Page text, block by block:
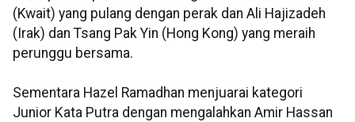
(Kwait) yang pulang dengan perak dan Ali Hajizadeh
(Irak) dan Tsang Pak Yin (Hong Kong) yang meraih
perunggu bersama.
Sementara Hazel Ramadhan menjuarai kategori
Junior Kata Putra dengan mengalahkan Amir Hassan